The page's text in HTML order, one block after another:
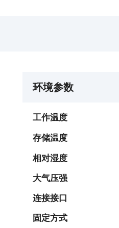
环境参数
工作温度
存储温度
相对湿度
大气压强
连接接口
固定方式